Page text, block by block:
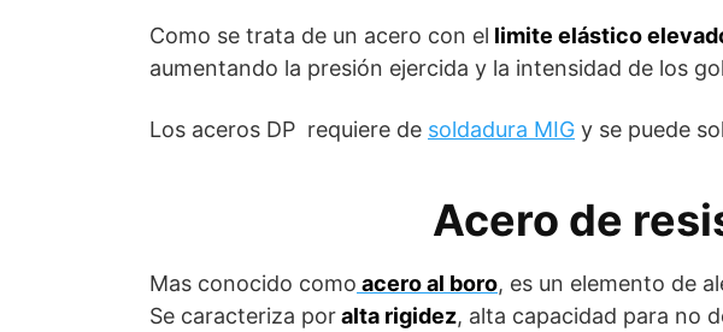
Como se trata de un acero con el limite elástico
aumentando la presión ejercida y la intensidad de los
Los aceros DP requiere de soldadura MIG y se puede
Acero de
Mas conocido como acero al boro, es un elemento de
Se caracteriza poralta rigidez, alta capacidad para no